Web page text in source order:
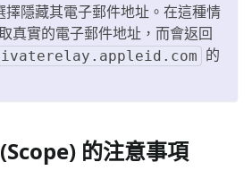
擇隱藏其電子郵件地址。在這種情
真實的電子郵件地址，而會返回
的
的注意事項